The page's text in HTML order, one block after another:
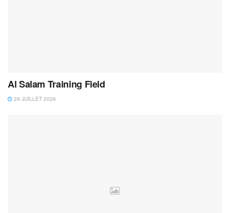
Al Salam Training Field
29 JUILLET 2026